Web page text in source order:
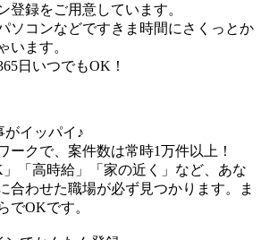
登録をご用意しています。
ソコンなどですきま時間にさくっとか
います。
日いつでもOK！
がイッパイ♪
ークで、案件数は常時1万件以上！
」「高時給」「家の近く」など、あな
合わせた職場が必ず見つかります。ま
でOKです。